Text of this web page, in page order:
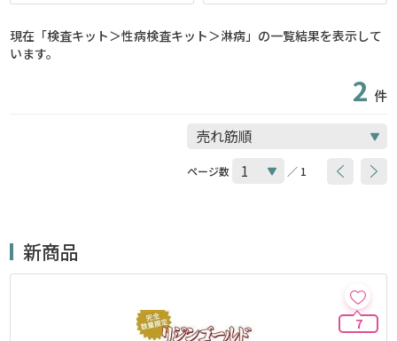
現在「検査キット＞性病検査キット＞淋病」の一覧結果を表示して
います。
2 件
ページ数 ／ 1
新商品
7